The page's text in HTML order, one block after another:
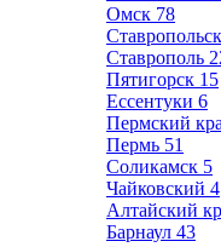
Омск 78
Ставрополь
Пятигорск 15
Ессентуки 6
Пермский
Пермь 51
Соликамск 5
Чайковский 4
Алтайский
Барнаул 43